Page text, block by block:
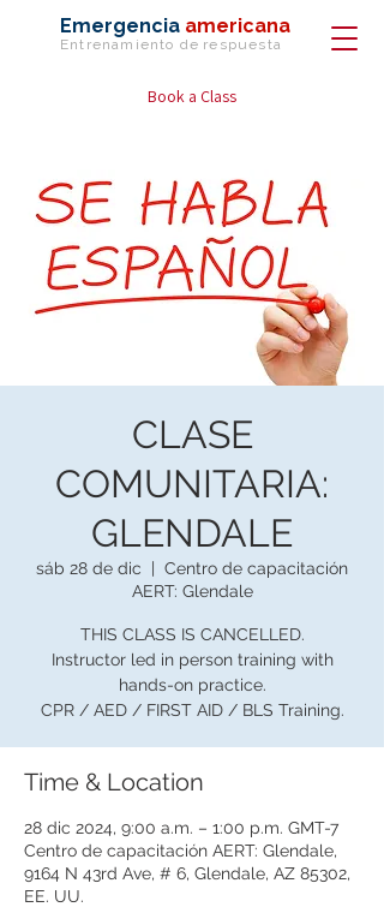
Emergencia americana
Entrenamiento de respuesta
Book a Class
CLASE
COMUNITARIA:
GLENDALE
sáb 28 de dic
  |
Centro de capacitación
AERT: Glendale
THIS CLASS IS CANCELLED.
Instructor led in person training with
hands-on practice.
CPR / AED / FIRST AID / BLS Training.
Time & Location
28 dic 2024, 9:00 a.m. – 1:00 p.m. GMT-7
Centro de capacitación AERT: Glendale,
9164 N 43rd Ave, # 6, Glendale, AZ 85302,
EE. UU.